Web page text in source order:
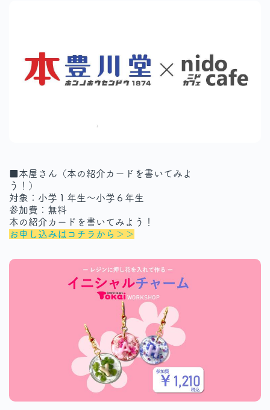
■本屋さん（本の紹介カードを書いてみよ
う！）
対象：小学１年生～小学６年生
参加費：無料
本の紹介カードを書いてみよう！
お申し込みはコチラから＞＞